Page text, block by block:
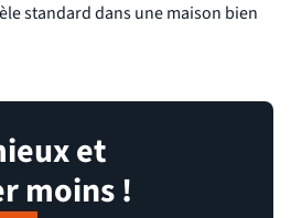
standard dans une maison bien
et
moins !